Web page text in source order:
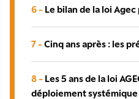
6 - Le bilan de la loi
7 -Cinq ans après : les
8 - Les 5 ans de la loi
déploiement systémique